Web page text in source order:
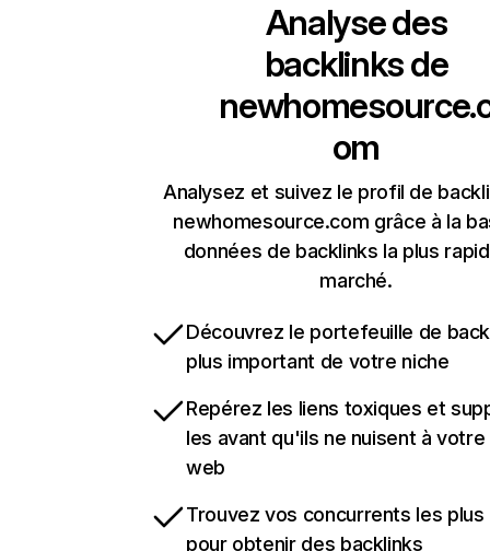
Analyse des
backlinks de
om
Analysez et suivez le profil de
newhomesource.com grâce à la
données de backlinks la plus
marché.
Découvrez le portefeuille de
plus important de votre niche
Repérez les liens toxiques et
les avant qu'ils ne nuisent à
web
Trouvez vos concurrents les
pour obtenir des backlinks